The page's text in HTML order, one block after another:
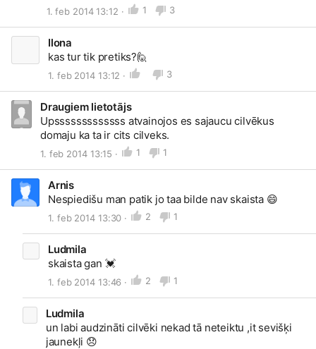
1. feb 2014 13:12 · 1 3
Ilona
kas tur tik pretiks?🙋
1. feb 2014 13:12 · 3
Draugiem lietotājs
Upsssssssssssss atvainojos es sajaucu cilvēkus
domaju ka ta ir cits cilveks.
1. feb 2014 13:15 · 1 1
Arnis
Nespiedišu man patik jo taa bilde nav skaista 😄
1. feb 2014 13:30 · 2 1
Ludmila
skaista gan 💓
1. feb 2014 13:46 · 2 1
Ludmila
un labi audzināti cilvēki nekad tā neteiktu ,it sevišķi
jaunekļi 😞